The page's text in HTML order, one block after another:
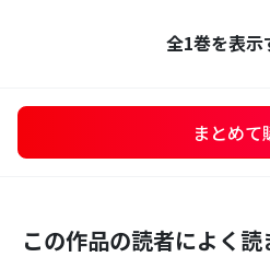
全1巻を表示
まとめて
この作品の読者によく